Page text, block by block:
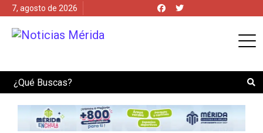
7, agosto de 2026
Search